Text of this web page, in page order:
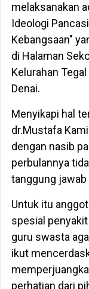
melaksanakan
Ideologi
Kebangsaan"
di Halaman
Kelurahan
Denai.
Menyikapi hal
dr.Mustafa
dengan nasib
perbulannya
tanggung
Untuk itu
spesial
guru swasta
ikut
perhatian dari